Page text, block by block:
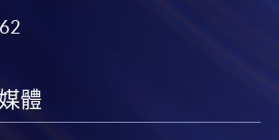
明文件呈交。
及專業課程可能需要其他資料，報名
體